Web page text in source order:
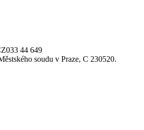
44 649
soudu v Praze, C 230520.